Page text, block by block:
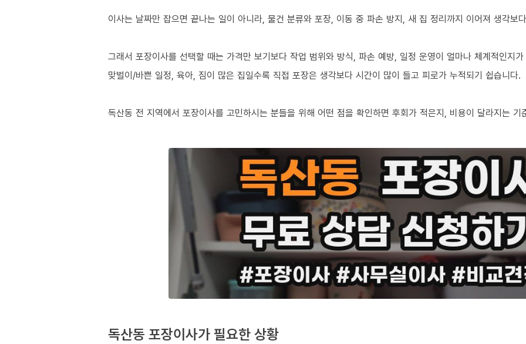
이사는 날짜만 잡으면 끝나는 일이 아니라, 물건 분류와 포장, 이동 중 파손 방지, 새 집 정리까지 이어져 생각보
그래서 포장이사를 선택할 때는 가격만 보기보다 작업 범위와 방식, 파손 예방, 일정 운영이 얼마나 체계적인지
맞벌이/바쁜 일정, 육아, 짐이 많은 집일수록 직접 포장은 생각보다 시간이 많이 들고 피로가 누적되기 쉽습니다.
독산동 전 지역에서 포장이사를 고민하시는 분들을 위해 어떤 점을 확인하면 후회가 적은지, 비용이 달라지는
독산동 포장이사가 필요한 상황